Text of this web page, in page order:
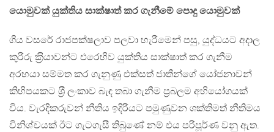
යොමුවක් යුක්තිය සාක්ෂාත් කර ගැනීමේ පොදු යොමුවක්
ගිය වසරේ රාජපක්ෂලාව පලවා හැරීමෙන් පසු, යුද්ධයට අදාල
කුරිරු ක‍්‍රියාවන්ට එරෙහිව යුක්තිය සාක්ෂාත් කර ගැනීම
අරභයා සම්මත කර ගැනුණු එක්සත් ජාතීන්ගේ යෝජනාවන්
කිහිපයකට ශ‍්‍රී ලංකාව බැඳ තබා ගැනීම ප‍්‍රබලම අභියෝගයක්
විය. වැරදිකරුවන් නීතිය ඉදිරියට පමුණුවන ශක්තිමත් නීතිමය
විනිශ්චයක් ඊට ගැටගැසී තිබුණේ නම් එය පරිපූර්ණ වනු ඇත.